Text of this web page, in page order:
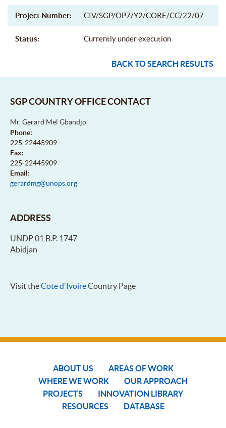
Project Number: CIV/SGP/OP7/Y2/CORE/CC/22/07
Status: Currently under execution
BACK TO SEARCH RESULTS
SGP COUNTRY OFFICE CONTACT
Mr. Gerard Mel Gbandjo
Phone:
225-22445909
Fax:
225-22445909
Email:
gerardmg@unops.org
ADDRESS
UNDP 01 B.P. 1747
Abidjan
Visit theCote d'IvoireCountry Page
ABOUT US
AREAS OF WORK
WHERE WE WORK
OUR APPROACH
PROJECTS
INNOVATION LIBRARY
RESOURCES
DATABASE